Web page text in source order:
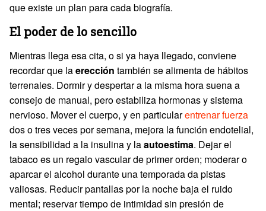
que existe un plan para cada biografía.
El poder de lo sencillo
Mientras llega esa cita, o si ya haya llegado, conviene
recordar que laerección también se alimenta de hábitos
terrenales. Dormir y despertar a la misma hora suena a
consejo de manual, pero estabiliza hormonas y sistema
nervioso. Mover el cuerpo, y en particularentrenar fuerza
dos o tres veces por semana, mejora la función endotelial,
la sensibilidad a la insulina y laautoestima. Dejar el
tabaco es un regalo vascular de primer orden; moderar o
aparcar el alcohol durante una temporada da pistas
valiosas. Reducir pantallas por la noche baja el ruido
mental; reservar tiempo de intimidad sin presión de